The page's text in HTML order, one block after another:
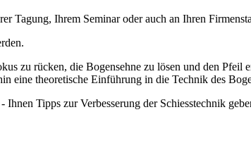
Tagung, Ihrem Seminar oder auch an Ihren
zu rücken, die Bogensehne zu lösen und den Pfeil
eine theoretische Einführung in die Technik des
Tipps zur Verbesserung der Schiesstechnik